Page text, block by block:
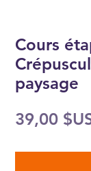
Cours
paysage
39,00